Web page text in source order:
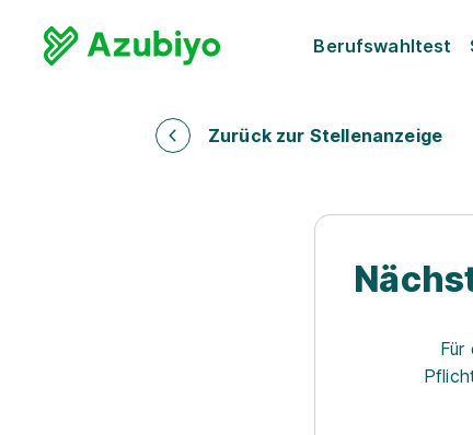
Berufswahltest
Zurück zur Stellenanzeige
Für